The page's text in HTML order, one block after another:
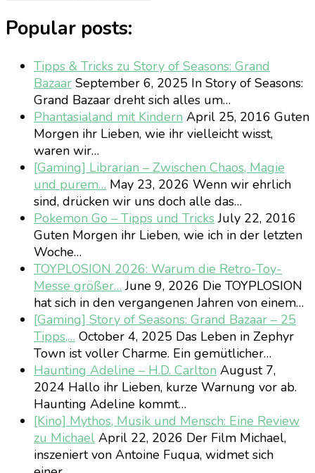
Popular posts:
Tipps & Tricks zu Story of Seasons: Grand
Bazaar September 6, 2025 In Story of Seasons:
Grand Bazaar dreht sich alles um…
Phantasialand mit Kindern April 25, 2016 Guten
Morgen ihr Lieben, wie ihr vielleicht wisst,
waren wir…
[Gaming] Librarian – Zwischen Chaos, Magie
und purem… May 23, 2026 Wenn wir ehrlich
sind, drücken wir uns doch alle das…
Pokemon Go – Tipps und TricksJuly 22, 2016
Guten Morgen ihr Lieben, wie ich in der letzten
Woche…
TOYPLOSION 2026: Warum die Retro-Toy-
Messe größer… June 9, 2026 Die TOYPLOSION
hat sich in den vergangenen Jahren von einem…
[Gaming] Story of Seasons: Grand Bazaar – 25
Tipps,… October 4, 2025 Das Leben in Zephyr
Town ist voller Charme. Ein gemütlicher…
Haunting Adeline – H.D. Carlton August 7,
2024 Hallo ihr Lieben, kurze Warnung vor ab.
Haunting Adeline kommt…
[Kino] Mythos, Musik und Mensch: Eine Review
zu Michael April 22, 2026 Der Film Michael,
inszeniert von Antoine Fuqua, widmet sich